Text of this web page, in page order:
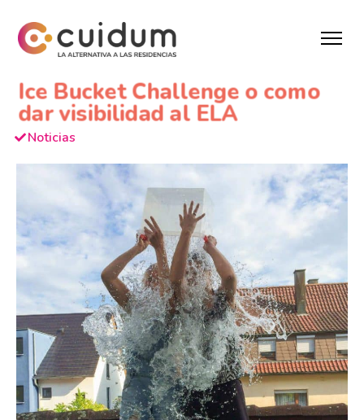
Ice Bucket Challenge o como
dar visibilidad al ELA
Noticias